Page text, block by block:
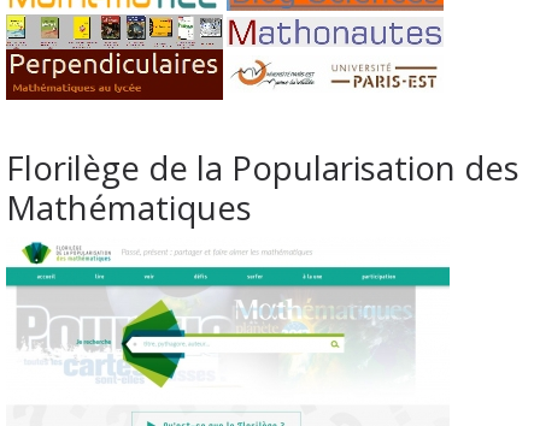
Florilège de la Popularisation des
Mathématiques